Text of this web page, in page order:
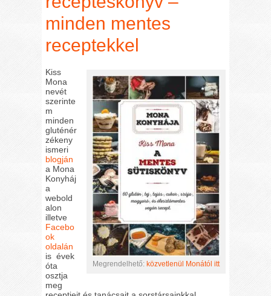
minden mentes
receptekkel
Megrendelhető: közvetlenül Monától itt
Kiss
Mona
nevét
szerinte
m
minden
gluténér
zékeny
ismeri
blogján
a Mona
Konyháj
a
webold
alon
illetve
Facebo
ok
oldalán
is évek
óta
osztja
meg